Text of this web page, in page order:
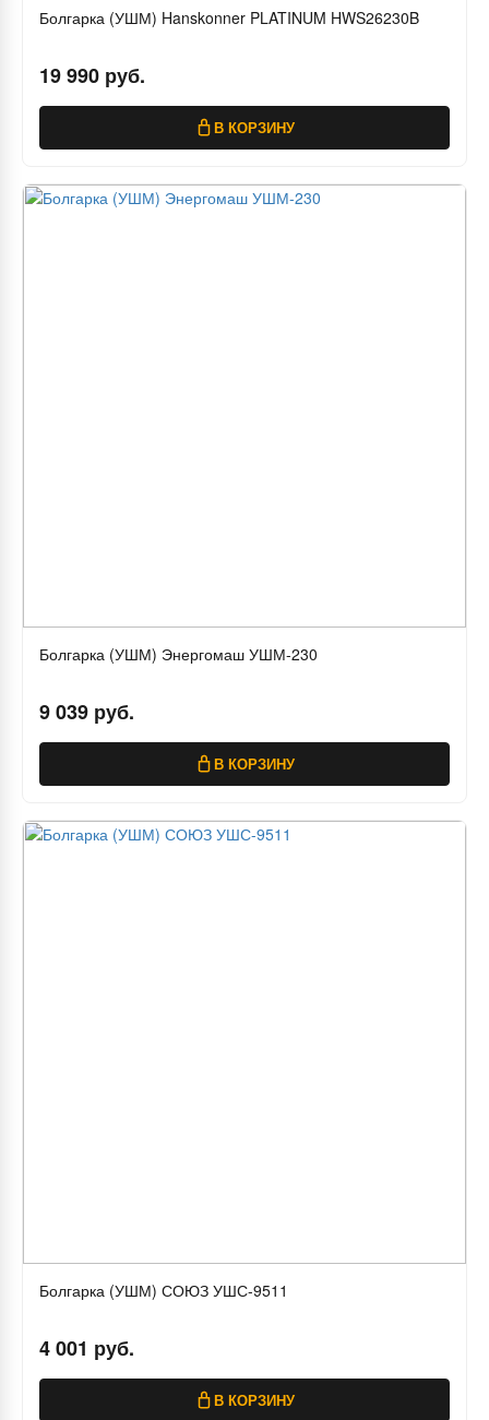
Болгарка (УШМ) Hanskonner PLATINUM HWS26230B
19 990 руб.
В КОРЗИНУ
Болгарка (УШМ) Энергомаш УШМ-230
9 039 руб.
В КОРЗИНУ
Болгарка (УШМ) СОЮЗ УШС-9511
4 001 руб.
В КОРЗИНУ